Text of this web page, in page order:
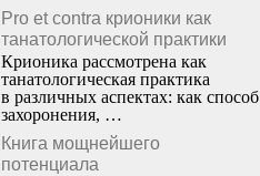
Pro et contra крионики как
танатологической практики
Крионика рассмотрена как
танатологическая практика
в различных аспектах: как способ
захоронения, …
Книга мощнейшего
потенциала